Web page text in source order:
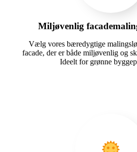
Miljøvenlig
Vælg vores bæredygtige
facade, der er både miljøvenlig og
Ideelt for grønne